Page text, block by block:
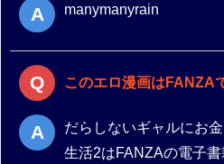
manymanyrain
このエロ漫画はFANZA
だらしないギャルにお
生活2はFANZAの電子書